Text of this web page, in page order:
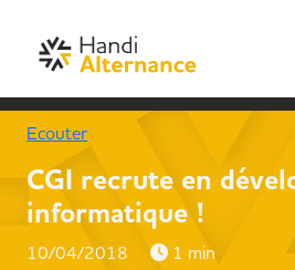
Ecouter
CGI recrute en
informatique !
10/04/2018 1 min